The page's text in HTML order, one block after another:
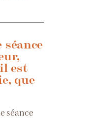
est
que
séance